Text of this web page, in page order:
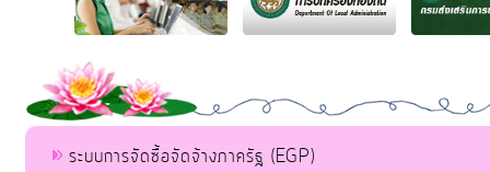
ระบบการจัดซื้อจัดจ้างภาครัฐ (EGP)